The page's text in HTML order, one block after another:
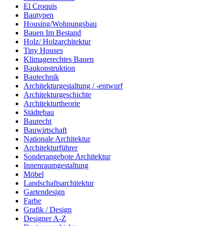
El Croquis
Bautypen
Housing/Wohnungsbau
Bauen Im Bestand
Holz/ Holzarchitektur
Tiny Houses
Klimagerechtes Bauen
Baukonstruktion
Bautechnik
Architekturgestaltung / -entwurf
Architekturgeschichte
Architekturtheorie
Städtebau
Baurecht
Bauwirtschaft
Nationale Architektur
Architekturführer
Sonderangebote Architektur
Innenraumgestaltung
Möbel
Landschaftsarchitektur
Gartendesign
Farbe
Grafik / Design
Designer A-Z